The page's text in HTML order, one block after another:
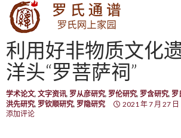
SKIP TO CONTENT
利用好非物质文化
洋头“罗菩萨祠”
学术论文, 文字资讯, 罗从彦研究, 罗伦研究, 罗含研究, 罗
洪先研究, 罗钦顺研究, 罗隐研究 2021 年 7 月 27 日
添加评论